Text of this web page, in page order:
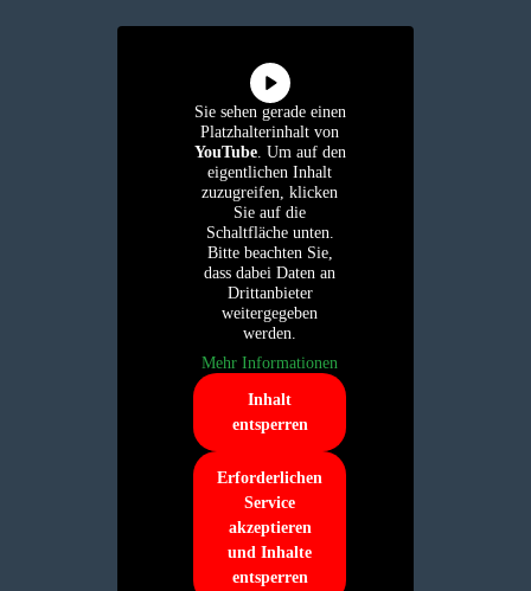
Sie sehen gerade einen
Platzhalterinhalt von
YouTube. Um auf den
eigentlichen Inhalt
zuzugreifen, klicken
Sie auf die
Schaltfläche unten.
Bitte beachten Sie,
dass dabei Daten an
Drittanbieter
weitergegeben
werden.
Mehr Informationen
Inhalt
entsperren
Erforderlichen
Service
akzeptieren
und Inhalte
entsperren